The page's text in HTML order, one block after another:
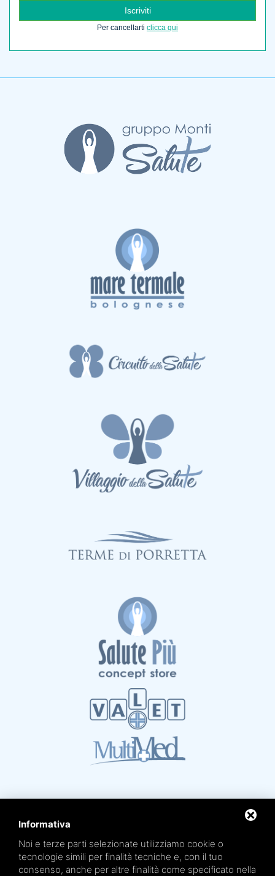
Iscriviti
Per cancellarti clicca qui
Mare Termale Bolognese e
Circuito della Salute +
sono un marchio diTRE EFFE s.r.l.
Sede legale e amministrativa: Via Irnerio 12/2 - 40126 Bologna - Tel/fax 051.4210046
Informativa
Noi e terze parti selezionate utilizziamo cookie o
tecnologie simili per finalità tecniche e, con il tuo
consenso, anche per altre finalità come specificato nella